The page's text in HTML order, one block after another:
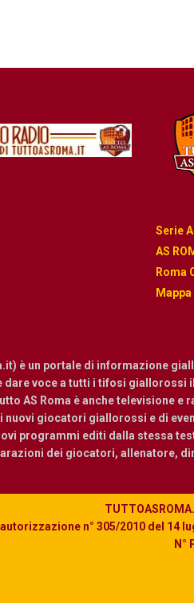
Serie A
AS
Roma
è un portale di informazione
dare voce a tutti i tifosi
AS Roma è anche televisione
giocatori giallorossi e di
programmi editi dalla stessa
dei giocatori, allenatore,
n° 305/2010 del 14
N°